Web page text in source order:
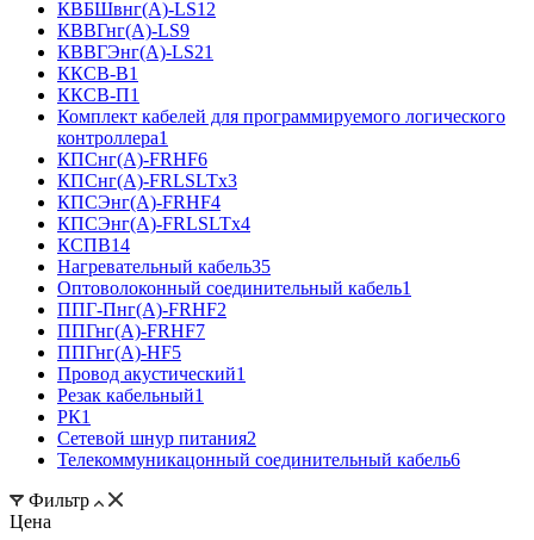
КВБШвнг(А)-LS12
КВВГнг(А)-LS9
КВВГЭнг(А)-LS21
ККСВ-В1
ККСВ-П1
Комплект кабелей для программируемого логического
контроллера1
КПСнг(А)-FRHF6
КПСнг(А)-FRLSLTx3
КПСЭнг(А)-FRHF4
КПСЭнг(А)-FRLSLTx4
КСПВ14
Нагревательный кабель35
Оптоволоконный соединительный кабель1
ППГ-Пнг(А)-FRHF2
ППГнг(А)-FRHF7
ППГнг(А)-HF5
Провод акустический1
Резак кабельный1
РК1
Сетевой шнур питания2
Телекоммуникацонный соединительный кабель6
Фильтр
Цена